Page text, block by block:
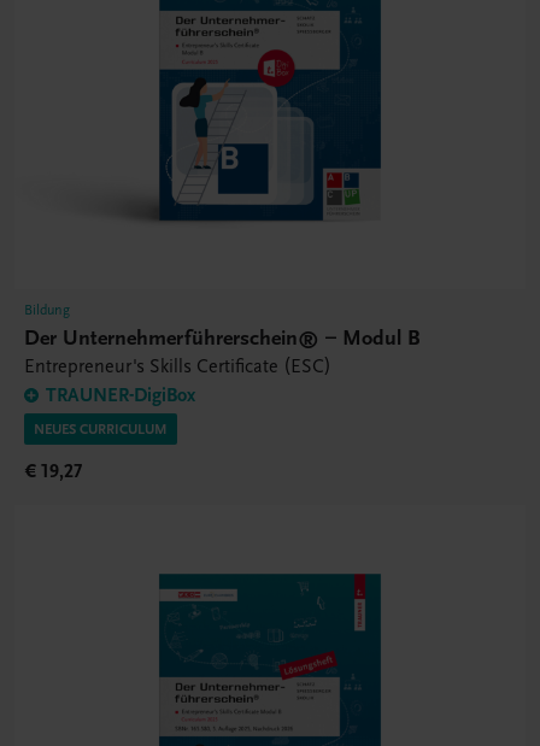
Bildung
Der Unternehmerführerschein® – Modul B
Entrepreneur's Skills Certificate (ESC)
TRAUNER-DigiBox
NEUES CURRICULUM
€ 19,27